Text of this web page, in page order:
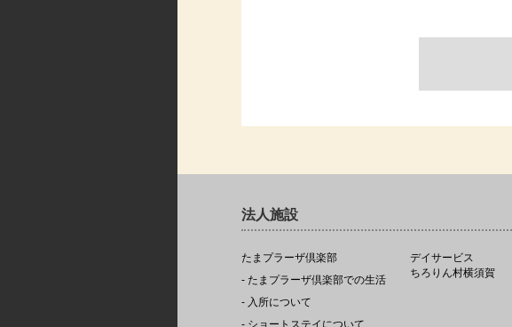
法人施設
たまプラーザ倶楽部
- たまプラーザ倶楽部での生活
- 入所について
- ショートステイについて
デイサービス
ちろりん村横須賀